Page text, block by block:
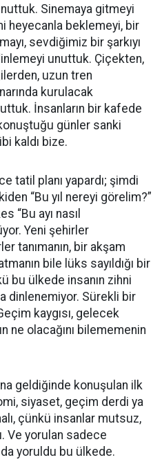
Sinemaya gitmeyi
heyecanla beklemeyi, bir
sevdiğimiz bir şarkıyı
unuttuk. Çiçekten,
uzun tren
kurulacak
İnsanların bir kafede
günler sanki
kaldı bize.
tatil planı yapardı; şimdi
“Bu yıl nereyi görelim?”
“Bu ayı nasıl
Yeni şehirler
tanımanın, bir akşam
bile lüks sayıldığı bir
bu ülkede insanın zihni
dinlenemiyor. Sürekli bir
kaygısı, gelecek
ne olacağını bilememenin
geldiğinde konuşulan ilk
siyaset, geçim derdi ya
çünkü insanlar mutsuz,
Ve yorulan sadece
yoruldu bu ülkede.